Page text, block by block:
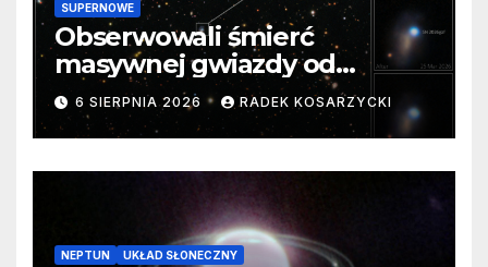
SUPERNOWE
Obserwowali śmierć
masywnej gwiazdy od
samego początku. Niezwykle
cenne dane
6 SIERPNIA 2026 RADEK KOSARZYCKI
NEPTUN UKŁAD SŁONECZNY